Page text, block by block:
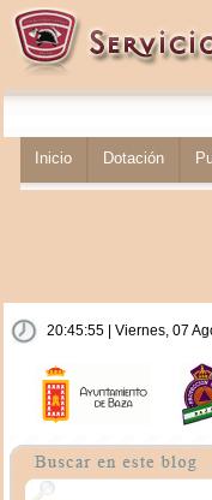
Inicio Dotación
20:45:56 | Viernes, 07